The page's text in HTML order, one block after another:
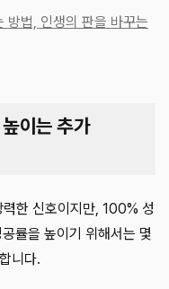
방법, 인생의 판을 바꾸는
이는 추가
한 신호이지만, 100% 성
률을 높이기 위해서는 몇
니다.